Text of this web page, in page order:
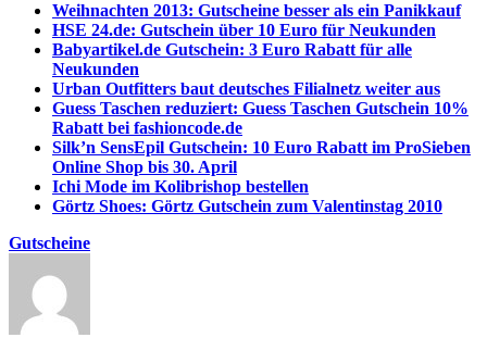
Weihnachten 2013: Gutscheine besser als ein Panikkauf
HSE 24.de: Gutschein über 10 Euro für Neukunden
Babyartikel.de Gutschein: 3 Euro Rabatt für alle
Neukunden
Urban Outfitters baut deutsches Filialnetz weiter aus
Guess Taschen reduziert: Guess Taschen Gutschein 10%
Rabatt bei fashioncode.de
Silk’n SensEpil Gutschein: 10 Euro Rabatt im ProSieben
Online Shop bis 30. April
Ichi Mode im Kolibrishop bestellen
Görtz Shoes: Görtz Gutschein zum Valentinstag 2010
Gutscheine